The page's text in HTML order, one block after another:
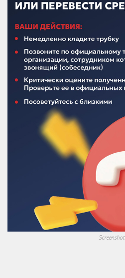
Screenshot